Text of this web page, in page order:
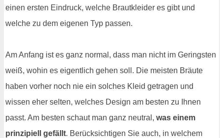
einen ersten Eindruck, welche Brautkleider es gibt und
welche zu dem eigenen Typ passen.
Am Anfang ist es ganz normal, dass man nicht im Geringsten
weiß, wohin es eigentlich gehen soll. Die meisten Bräute
haben vorher noch nie ein solches Kleid getragen und
wissen eher selten, welches Design am besten zu Ihnen
passt. Am besten schaut man ganz neutral, was einem
prinzipiell gefällt. Berücksichtigen Sie auch, in welchem